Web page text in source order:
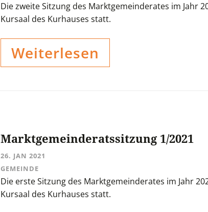
Die zweite Sitzung des Marktgemeinderates im Jahr
Kursaal des Kurhauses statt.
Weiterlesen
Marktgemeinderatssitzung 1/2021
26. JAN 2021
GEMEINDE
Die erste Sitzung des Marktgemeinderates im Jahr
Kursaal des Kurhauses statt.